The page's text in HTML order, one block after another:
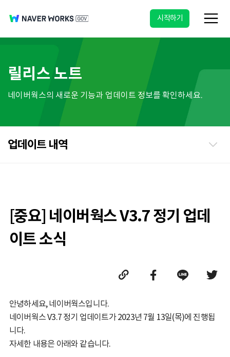
시작하기
릴리스 노트
네이버웍스의 새로운 기능과 업데이트 정보를 확인하세요.
업데이트 내역
[중요] 네이버웍스 V3.7 정기 업데
이트 소식
안녕하세요, 네이버웍스입니다.
네이버웍스 V3.7 정기 업데이트가 2023년 7월 13일(목)에 진행됩
니다.
자세한 내용은 아래와 같습니다.